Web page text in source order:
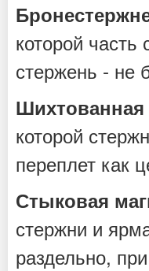
которой
стержень - не
Шихтованная
которой
переплет как
Стыковая
стержни и
раздельно,